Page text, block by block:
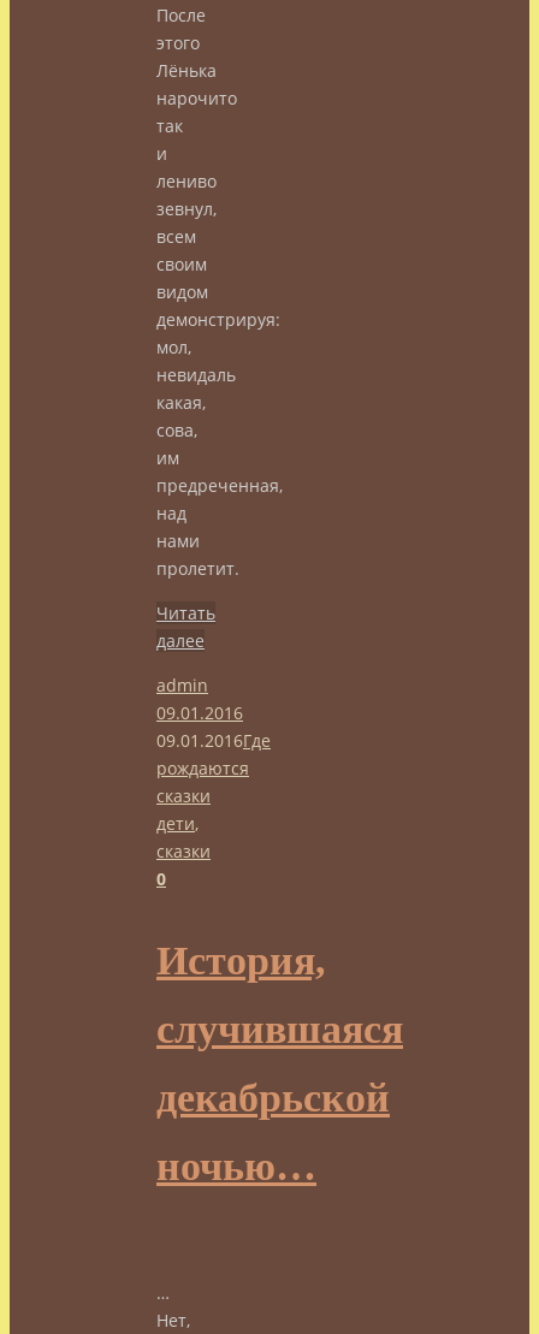
После
этого
Лёнька
нарочито
так
и
лениво
зевнул,
всем
своим
видом
демонстрируя:
мол,
невидаль
какая,
сова,
им
предреченная,
над
нами
пролетит.
Читать
далее
admin
09.01.2016
09.01.2016Где
рождаются
сказки
дети,
сказки
0
История,
случившаяся
декабрьской
ночью…
…
Нет,